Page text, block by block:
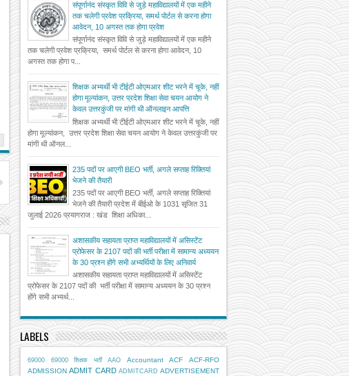
संपूर्णानंद संस्कृत विवि से जुड़े महाविद्यालयों में एक महीने
तक चलेगी प्रवेश प्रक्रिया, समर्थ पोर्टल से करना होगा
आवेदन, 10 अगस्त तक होगा प्रवेश
संपूर्णानंद संस्कृत विवि से जुड़े महाविद्यालयों में एक महीने
तक चलेगी प्रवेश प्रक्रिया, समर्थ पोर्टल से करना होगा आवेदन, 10
अगस्त तक होगा प...
शिक्षक अभ्यर्थी भी टीईटी ओएमआर शीट भरने में चूके, नहीं
होगा मूल्यांकन, उत्तर प्रदेश शिक्षा सेवा चयन आयोग ने
केवल उत्तरकुंजी पर मांगी थी ऑनलाइन आपत्ति
शिक्षक अभ्यर्थी भी टीईटी ओएमआर शीट भरने में चूके, नहीं
होगा मूल्यांकन, उत्तर प्रदेश शिक्षा सेवा चयन आयोग ने केवल उत्तरकुंजी पर
मांगी थी ऑनल...
235 पदों पर आएगी BEO भर्ती, अगले सप्ताह रिक्तियां
भेजने की तैयारी
235 पदों पर आएगी BEO भर्ती, अगले सप्ताह रिक्तियां
भेजने की तैयारी प्रदेश में बीईओ के 1031 सृजित 31
जुलाई 2026 प्रयागराज : खंड शिक्षा अधिका...
अशासकीय सहायता प्राप्त महाविद्यालयों में असिस्टेंट
प्रोफेसर के 2107 पदों की भर्ती परीक्षा में सामान्य अध्ययन
के 30 प्रश्न होंगे सभी अभ्यर्थियों के लिए अनिवार्य
अशासकीय सहायता प्राप्त महाविद्यालयों में असिस्टेंट
प्रोफेसर के 2107 पदों की भर्ती परीक्षा में सामान्य अध्ययन के 30 प्रश्न
होंगे सभी अभ्यर्थ...
LABELS
69000 69000 शिक्षक भर्ती AAO Accountant ACF
ACF-RFO
ADMISSION ADMIT CARD ADMITCARD ADVERTISEMENT